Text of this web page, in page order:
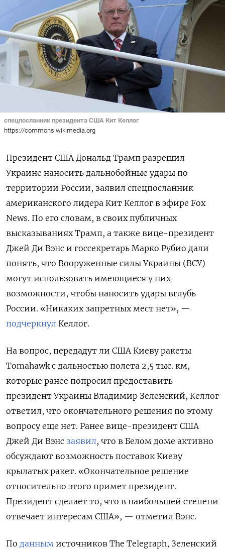
спецпосланник президента США Кит Келлог
https://commons.wikimedia.org
Президент США Дональд Трамп разрешил
Украине наносить дальнобойные удары по
территории России, заявил спецпосланник
американского лидера Кит Келлог в эфире Fox
News. По его словам, в своих публичных
высказываниях Трамп, а также вице-президент
Джей Ди Вэнс и госсекретарь Марко Рубио дали
понять, что Вооруженные силы Украины (ВСУ)
могут использовать имеющиеся у них
возможности, чтобы наносить удары вглубь
России. «Никаких запретных мест нет», —
подчеркнул Келлог.
На вопрос, передадут ли США Киеву ракеты
Tomahawk с дальностью полета 2,5 тыс. км,
которые ранее попросил предоставить
президент Украины Владимир Зеленский, Келлог
ответил, что окончательного решения по этому
вопросу еще нет. Ранее вице-президент США
Джей Ди Вэнс заявил, что в Белом доме активно
обсуждают возможность поставок Киеву
крылатых ракет. «Окончательное решение
относительно этого примет президент.
Президент сделает то, что в наибольшей степени
отвечает интересам США», — отметил Вэнс.
По данным источников The Telegraph, Зеленский